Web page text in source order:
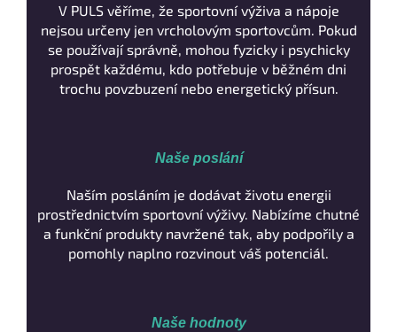
V PULS věříme, že sportovní výživa a nápoje
nejsou určeny jen vrcholovým sportovcům. Pokud
se používají správně, mohou fyzicky i psychicky
prospět každému, kdo potřebuje v běžném dni
trochu povzbuzení nebo energetický přísun.
Naše poslání
Naším posláním je dodávat životu energii
prostřednictvím sportovní výživy. Nabízíme chutné
a funkční produkty navržené tak, aby podpořily a
pomohly naplno rozvinout váš potenciál.
Naše hodnoty